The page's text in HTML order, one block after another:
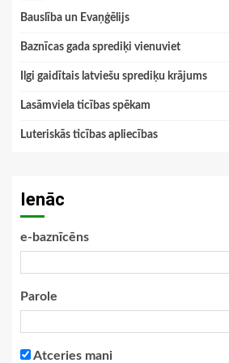
Bauslība un Evaņģēlijs
Baznīcas gada sprediķi vienuviet
Ilgi gaidītais latviešu sprediķu krājums
Lasāmviela ticības spēkam
Luteriskās ticības apliecības
Ienāc
e-baznīcēns
Parole
Atceries mani